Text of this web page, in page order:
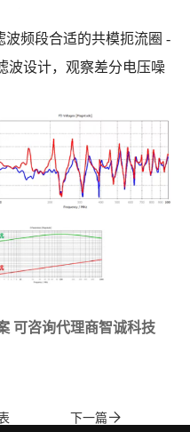
波频段合适的共模扼流圈 -
波设计，观察差分电压噪
可咨询代理商智诚科技
下一篇